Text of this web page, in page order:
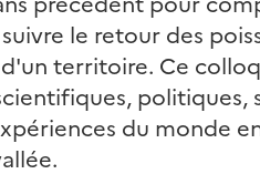
le retour des
territoire. Ce
politiques,
du monde